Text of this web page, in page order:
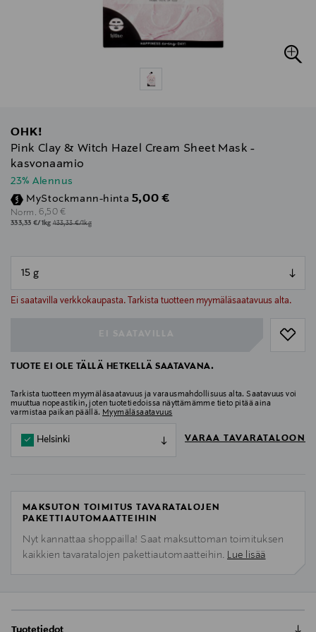
OHK!
Pink Clay & Witch Hazel Cream Sheet Mask -
kasvonaamio
23% Alennus
MyStockmann-hinta Discounted Price
5,00 €
Norm. Original Price
6,50 €
333,33 €/1kg433,33 €/1kg
Ei saatavilla verkkokaupasta. Tarkista tuotteen myymäläsaatavuus alta.
null
TUOTE EI OLE TÄLLÄ HETKELLÄ SAATAVANA.
Tarkista tuotteen myymäläsaatavuus ja varausmahdollisuus alta. Saatavuus voi
muuttua nopeastikin, joten tuotetiedoissa näyttämämme tieto pitää aina
varmistaa paikan päällä. Myymäläsaatavuus
Helsinki VARAA TAVARATALOON
MAKSUTON TOIMITUS TAVARATALOJEN
PAKETTIAUTOMAATTEIHIN
Nyt kannattaa shoppailla! Saat maksuttoman toimituksen
kaikkien tavaratalojen pakettiautomaatteihin. Lue lisää